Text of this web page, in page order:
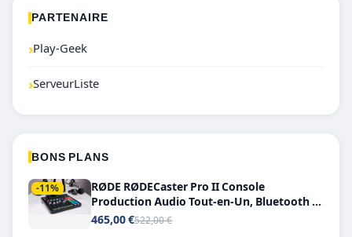
PARTENAIRE
›Play-Geek
›ServeurListe
BONS PLANS
-11%
RØDE RØDECaster Pro II Console
Production Audio Tout-en-Un, Bluetooth et
Double USB-C
465,00 €522,00 €